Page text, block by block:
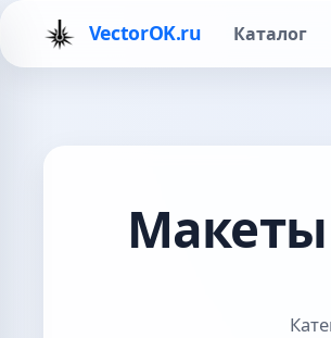
VectorOK.ru Каталог